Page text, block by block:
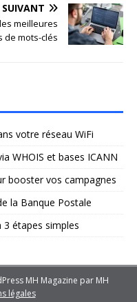
SUIVANT
meilleures
de mots-clés
votre réseau WiFi
WHOIS et bases ICANN
booster vos campagnes
la Banque Postale
étapes simples
MH Magazine par MH
légales